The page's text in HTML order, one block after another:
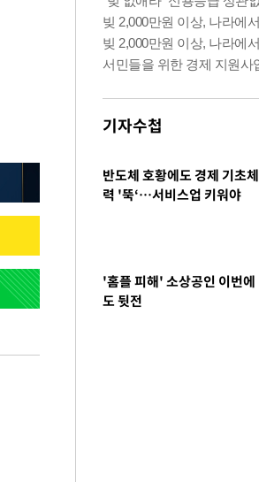
기자수첩
반도체 호황에도 경제 기초체
력 '뚝‘…서비스업 키워야
'홈플 피해' 소상공인 이번에
도 뒷전